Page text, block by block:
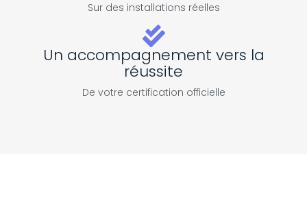
Sur des installations réelles
Un accompagnement vers la
réussite
De votre certification officielle